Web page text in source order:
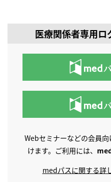
医療関係者専用ロ
Webセミナーなどの会員
けます。ご利用には、
medパスに関する詳